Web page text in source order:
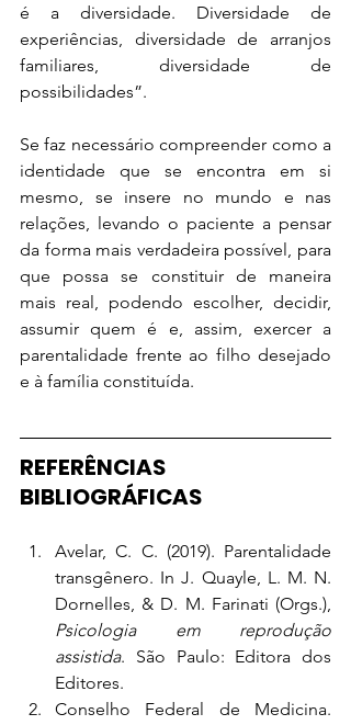
é a diversidade. Diversidade de
experiências, diversidade de arranjos
familiares, diversidade de
possibilidades”.
Se faz necessário compreender como a
identidade que se encontra em si
mesmo, se insere no mundo e nas
relações, levando o paciente a pensar
da forma mais verdadeira possível, para
que possa se constituir de maneira
mais real, podendo escolher, decidir,
assumir quem é e, assim, exercer a
parentalidade frente ao filho desejado
e à família constituída.
REFERÊNCIAS
BIBLIOGRÁFICAS
Avelar, C. C. (2019). Parentalidade
transgênero. In J. Quayle, L. M. N.
Psicologia em reprodução
assistida. São Paulo: Editora dos
Editores.
Conselho Federal de Medicina.